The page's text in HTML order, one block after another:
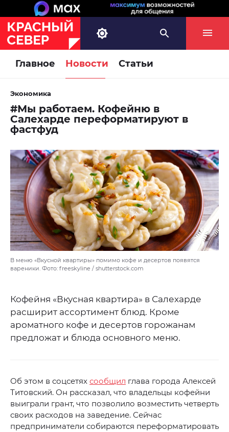
Главное Новости Статьи
Экономика
#Мы работаем. Кофейню в
Салехарде переформатируют в
фастфуд
В меню «Вкусной квартиры» помимо кофе и десертов появятся
вареники. Фото: freeskyline / shutterstock.com
Кофейня «Вкусная квартира» в Салехарде
расширит ассортимент блюд. Кроме
ароматного кофе и десертов горожанам
предложат и блюда основного меню.
Об этом в соцсетях сообщил глава города Алексей
Титовский. Он рассказал, что владельцы кофейни
выиграли грант, что позволило возместить четверть
своих расходов на заведение. Сейчас
предприниматели собираются переформатировать